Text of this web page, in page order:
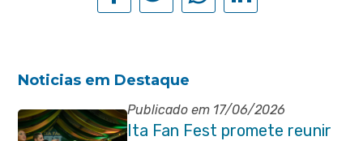
Noticias em Destaque
Publicado em 17/06/2026
Ita Fan Fest promete reunir